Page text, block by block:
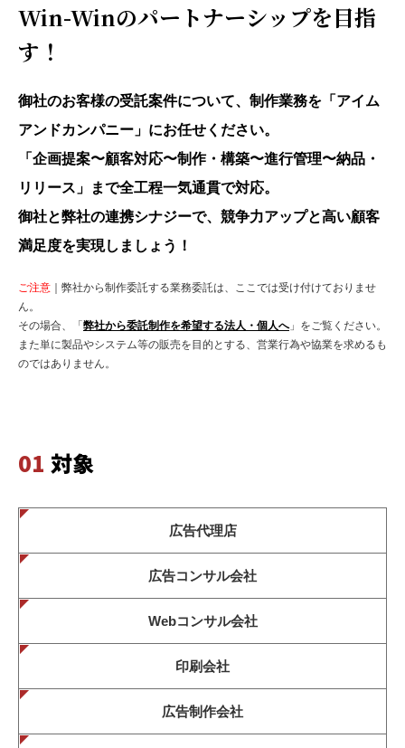
Win-Winのパートナーシップを目指
す！
御社のお客様の受託案件について、制作業務を「アイム
アンドカンパニー」にお任せください。
「企画提案〜顧客対応〜制作・構築〜進行管理〜納品・
リリース」まで全工程一気通貫で対応。
御社と弊社の連携シナジーで、競争力アップと高い顧客
満足度を実現しましょう！
ご注意 ｜弊社から制作委託する業務委託は、ここでは受け付けておりませ
ん。
その場合、「 弊社から委託制作を希望する法人・個人へ」をご覧ください。
また単に製品やシステム等の販売を目的とする、営業行為や協業を求めるも
のではありません。
01 対象
広告代理店
広告コンサル会社
Webコンサル会社
印刷会社
広告制作会社